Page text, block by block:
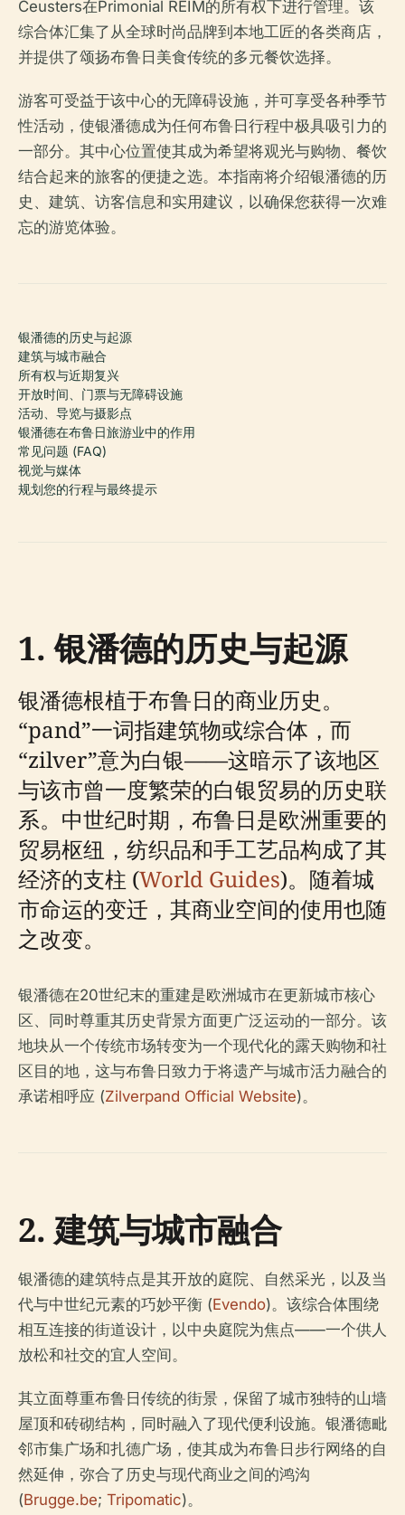
Ceusters在Primonial REIM的所有权下进行管理。该
综合体汇集了从全球时尚品牌到本地工匠的各类商店，
并提供了颂扬布鲁日美食传统的多元餐饮选择。
游客可受益于该中心的无障碍设施，并可享受各种季节
性活动，使银潘德成为任何布鲁日行程中极具吸引力的
一部分。其中心位置使其成为希望将观光与购物、餐饮
结合起来的旅客的便捷之选。本指南将介绍银潘德的历
史、建筑、访客信息和实用建议，以确保您获得一次难
忘的游览体验。
银潘德的历史与起源
建筑与城市融合
所有权与近期复兴
开放时间、门票与无障碍设施
活动、导览与摄影点
银潘德在布鲁日旅游业中的作用
常见问题 (FAQ)
视觉与媒体
规划您的行程与最终提示
1. 银潘德的历史与起源
银潘德根植于布鲁日的商业历史。
“pand”一词指建筑物或综合体，而
“zilver”意为白银——这暗示了该地区
与该市曾一度繁荣的白银贸易的历史联
系。中世纪时期，布鲁日是欧洲重要的
贸易枢纽，纺织品和手工艺品构成了其
经济的支柱 (World Guides)。随着城
市命运的变迁，其商业空间的使用也随
之改变。
银潘德在20世纪末的重建是欧洲城市在更新城市核心
区、同时尊重其历史背景方面更广泛运动的一部分。该
地块从一个传统市场转变为一个现代化的露天购物和社
区目的地，这与布鲁日致力于将遗产与城市活力融合的
承诺相呼应 (Zilverpand Official Website)。
2. 建筑与城市融合
银潘德的建筑特点是其开放的庭院、自然采光，以及当
代与中世纪元素的巧妙平衡 (Evendo)。该综合体围绕
相互连接的街道设计，以中央庭院为焦点——一个供人
放松和社交的宜人空间。
其立面尊重布鲁日传统的街景，保留了城市独特的山墙
屋顶和砖砌结构，同时融入了现代便利设施。银潘德毗
邻市集广场和扎德广场，使其成为布鲁日步行网络的自
然延伸，弥合了历史与现代商业之间的鸿沟
(Brugge.be; Tripomatic)。